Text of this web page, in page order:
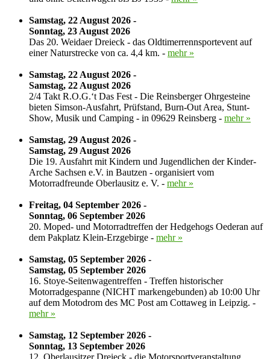
Samstag, 22 August 2026 -
Sonntag, 23 August 2026
Das 20. Weidaer Dreieck - das Oldtimerrennsportevent auf
einer Naturstrecke von ca. 4,4 km. - mehr »
Samstag, 22 August 2026 -
Samstag, 22 August 2026
2/4 Takt R.O.G.‘t Das Fest - Die Reinsberger Ohrgesteine
bieten Simson-Ausfahrt, Prüfstand, Burn-Out Area, Stunt-
Show, Musik und Camping - in 09629 Reinsberg - mehr »
Samstag, 29 August 2026 -
Samstag, 29 August 2026
Die 19. Ausfahrt mit Kindern und Jugendlichen der Kinder-
Arche Sachsen e.V. in Bautzen - organisiert vom
Motorradfreunde Oberlausitz e. V. - mehr »
Freitag, 04 September 2026 -
Sonntag, 06 September 2026
20. Moped- und Motorradtreffen der Hedgehogs Oederan auf
dem Pakplatz Klein-Erzgebirge - mehr »
Samstag, 05 September 2026 -
Samstag, 05 September 2026
16. Stoye-Seitenwagentreffen - Treffen historischer
Motorradgespanne (NICHT markengebunden) ab 10:00 Uhr
auf dem Motodrom des MC Post am Cottaweg in Leipzig. -
mehr »
Samstag, 12 September 2026 -
Sonntag, 13 September 2026
12. Oberlausitzer Dreieck - die Motorsportveranstaltung